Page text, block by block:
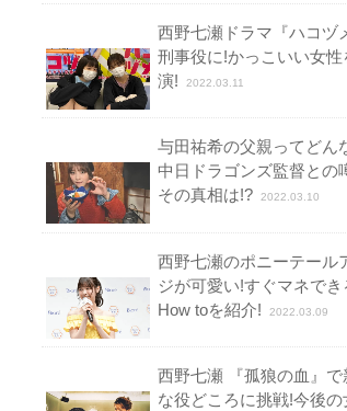
西野七瀬ドラマ『ハコヅ
刑事役に!かっこいい女性
演!
2022.03.11
与田祐希の父親ってどん
中日ドラゴンズ監督との
その真相は!?
2022.03.10
西野七瀬のポニーテール
ジが可愛い!すぐマネでき
How toを紹介!
2022.03.09
西野七瀬 『孤狼の血』で
な役どころに挑戦!今後の